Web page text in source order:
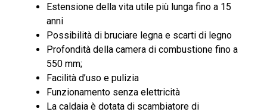
Estensione della vita utile più lunga fino a 15
anni
Possibilità di bruciare legna e scarti di legno
Profondità della camera di combustione fino a
550 mm;
Facilità d’uso e pulizia
Funzionamento senza elettricità
La caldaia è dotata di scambiatore di